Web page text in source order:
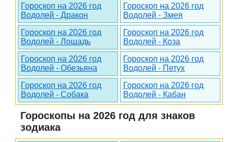
Гороскоп на 2026 год
Водолей - Дракон
Гороскоп на 2026 год
Водолей - Змея
Гороскоп на 2026 год
Водолей - Лошадь
Гороскоп на 2026 год
Водолей - Коза
Гороскоп на 2026 год
Водолей - Обезьяна
Гороскоп на 2026 год
Водолей - Петух
Гороскоп на 2026 год
Водолей - Собака
Гороскоп на 2026 год
Водолей - Кабан
Гороскопы на 2026 год для знаков
зодиака